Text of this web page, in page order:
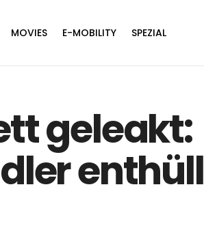
MOVIES E-MOBILITY SPEZIAL
geleakt: